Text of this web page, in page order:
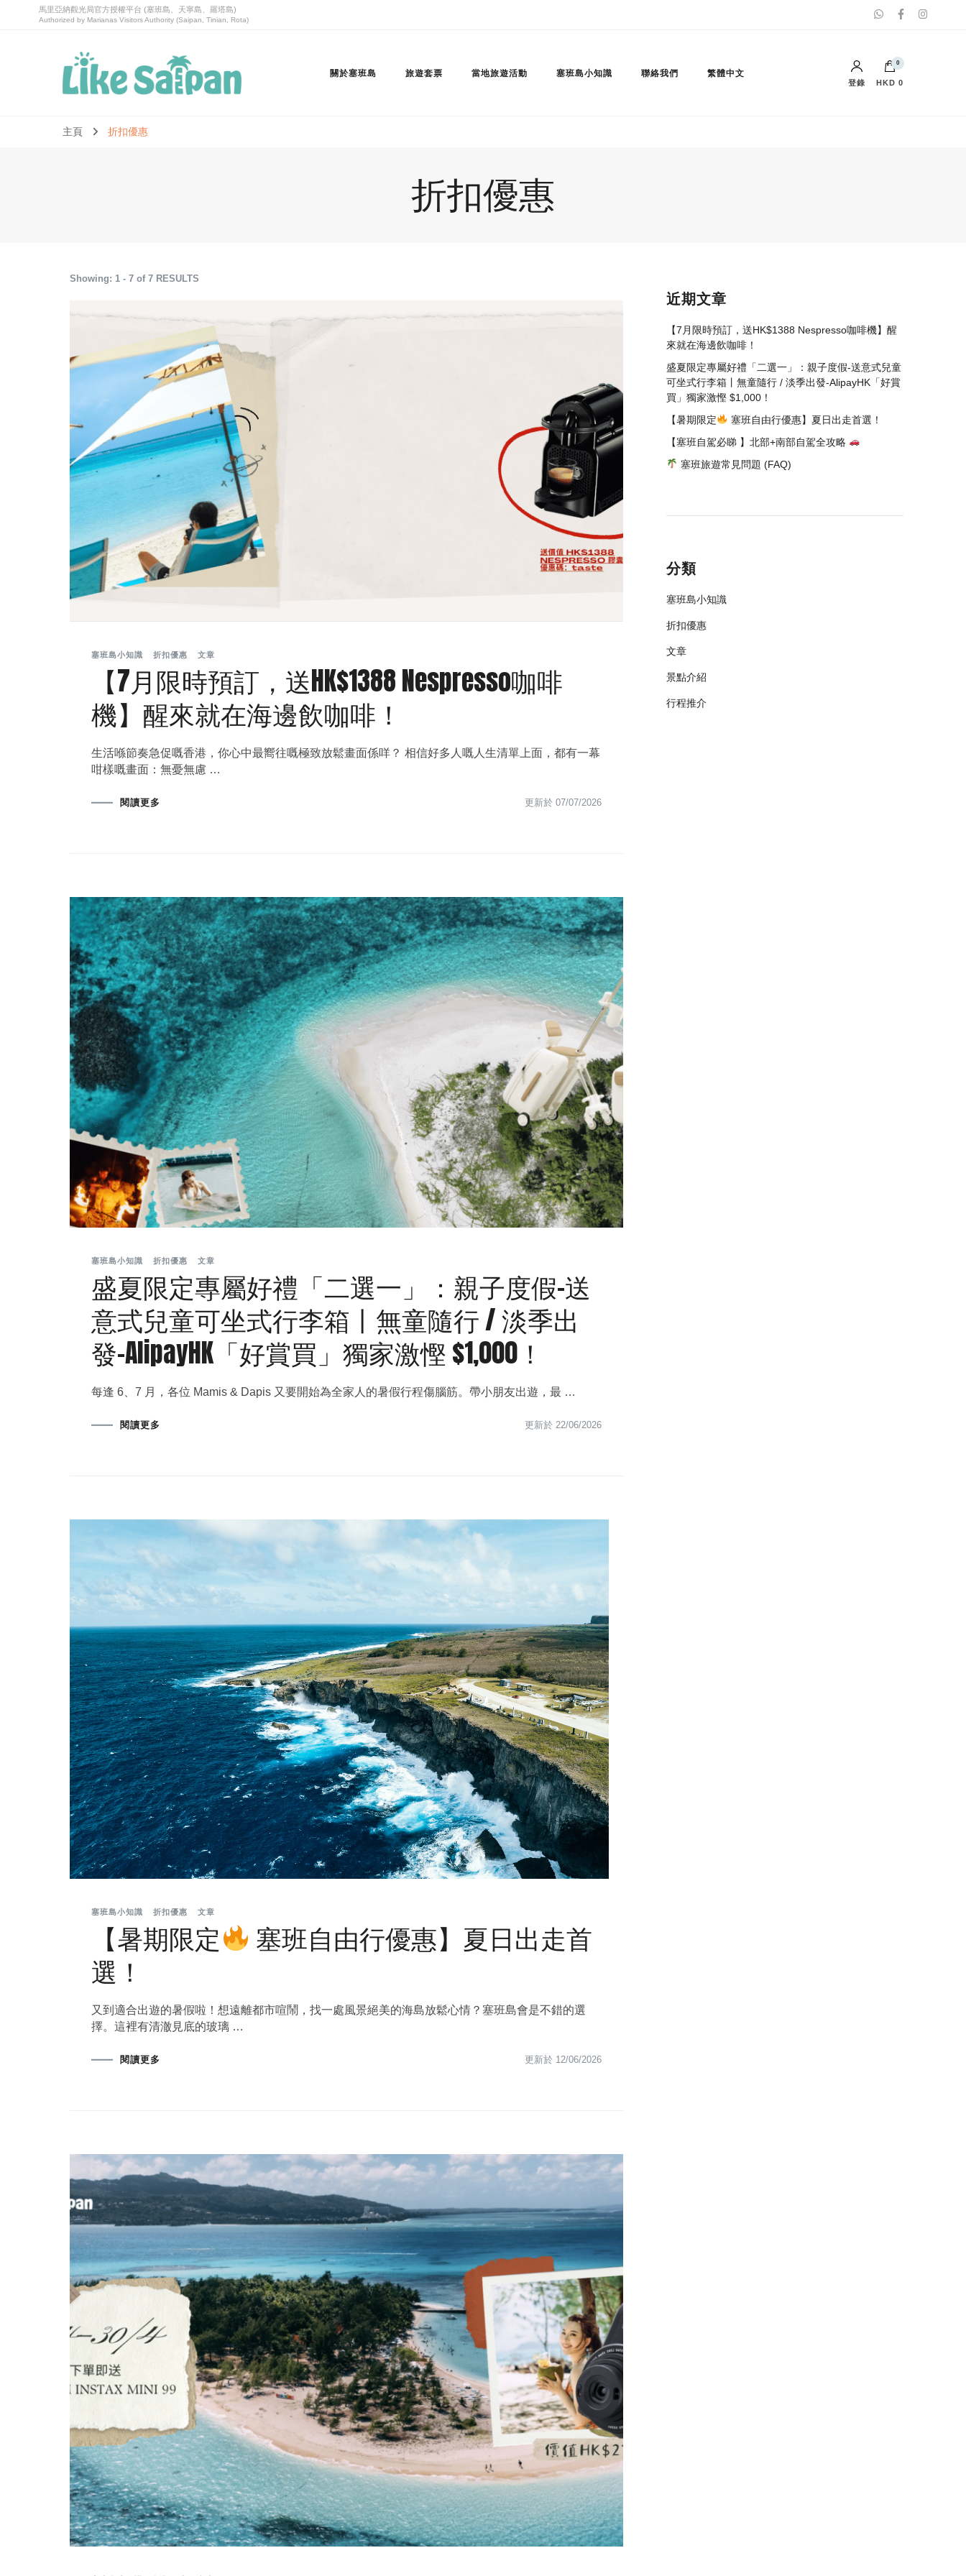
喜愛塞班Like Saipan
喜愛塞班Like Saipan｜塞班島旅遊｜塞班島自由行套票
關於塞班島 旅遊套票 當地旅遊活動 塞班島小知識 聯絡我們 繁體中文
登錄
0
HKD 0
主頁
折扣優惠
折扣優惠
Showing: 1 - 7 of 7 RESULTS
塞班島小知識 折扣優惠 文章
【7月限時預訂，送HK$1388 Nespresso咖啡
機】醒來就在海邊飲咖啡！
生活喺節奏急促嘅香港，你心中最嚮往嘅極致放鬆畫面係咩？ 相信好多人嘅人生清單上面，都有一幕
咁樣嘅畫面：無憂無慮 …
閱讀更多 更新於 07/07/2026
塞班島小知識 折扣優惠 文章
盛夏限定專屬好禮「二選一」：親子度假-送
意式兒童可坐式行李箱丨無童隨行 / 淡季出
發-AlipayHK「好賞買」獨家激慳 $1,000！
每逢 6、7 月，各位 Mamis & Dapis 又要開始為全家人的暑假行程傷腦筋。帶小朋友出遊，最 …
閱讀更多 更新於 22/06/2026
塞班島小知識 折扣優惠 文章
【暑期限定
塞班自由行優惠】夏日出走首
選！
又到適合出遊的暑假啦！想遠離都市喧鬧，找一處風景絕美的海島放鬆心情？塞班島會是不錯的選
擇。這裡有清澈見底的玻璃 …
閱讀更多 更新於 12/06/2026
近期文章
【7月限時預訂，送HK$1388 Nespresso咖啡機】醒
來就在海邊飲咖啡！
盛夏限定專屬好禮「二選一」：親子度假-送意式兒童
可坐式行李箱丨無童隨行 / 淡季出發-AlipayHK「好賞
買」獨家激慳 $1,000！
【暑期限定
塞班自由行優惠】夏日出走首選！
【塞班自駕必睇 】北部+南部自駕全攻略
塞班旅遊常見問題 (FAQ)
分類
塞班島小知識
折扣優惠
文章
景點介紹
行程推介